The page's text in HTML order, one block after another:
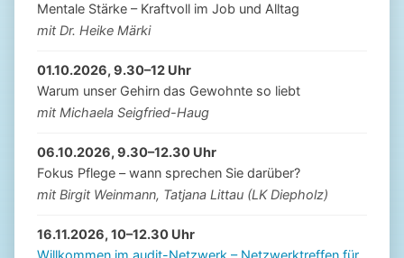
Mentale Stärke – Kraftvoll im Job und Alltag
mit Dr. Heike Märki
01.10.2026, 9.30–12 Uhr
Warum unser Gehirn das Gewohnte so liebt
mit Michaela Seigfried-Haug
06.10.2026, 9.30–12.30 Uhr
Fokus Pflege – wann sprechen Sie darüber?
mit Birgit Weinmann, Tatjana Littau (LK Diepholz)
16.11.2026, 10–12.30 Uhr